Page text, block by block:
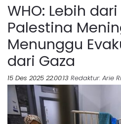
WHO: Lebih
Palestina
Menunggu
dari Gaza
15 Des 2025 22:00:13 Redaktur: Arie